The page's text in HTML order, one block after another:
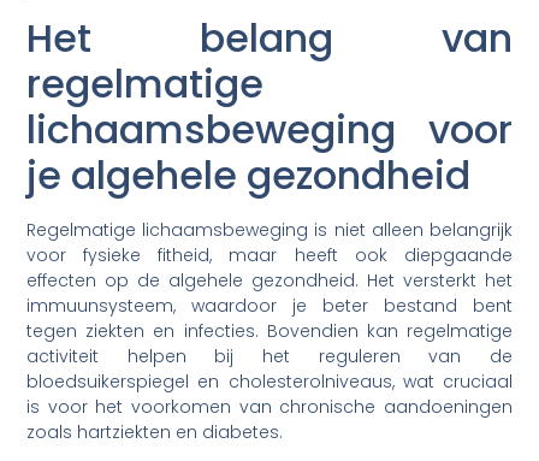
Het belang van
regelmatige
lichaamsbeweging voor
je algehele gezondheid
Regelmatige lichaamsbeweging is niet alleen belangrijk
voor fysieke fitheid, maar heeft ook diepgaande
effecten op de algehele gezondheid. Het versterkt het
immuunsysteem, waardoor je beter bestand bent
tegen ziekten en infecties. Bovendien kan regelmatige
activiteit helpen bij het reguleren van de
bloedsuikerspiegel en cholesterolniveaus, wat cruciaal
is voor het voorkomen van chronische aandoeningen
zoals hartziekten en diabetes.